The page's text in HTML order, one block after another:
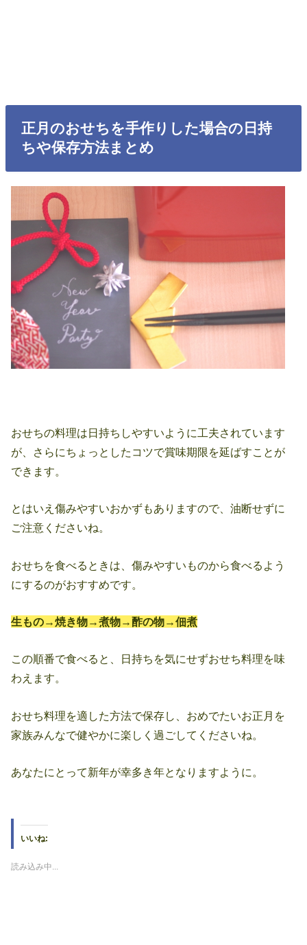
正月のおせちを手作りした場合の日持
ちや保存方法まとめ
おせちの料理は日持ちしやすいように工夫されています
が、さらにちょっとしたコツで賞味期限を延ばすことが
できます。
とはいえ傷みやすいおかずもありますので、油断せずに
ご注意くださいね。
おせちを食べるときは、傷みやすいものから食べるよう
にするのがおすすめです。
生もの→焼き物→煮物→酢の物→佃煮
この順番で食べると、日持ちを気にせずおせち料理を味
わえます。
おせち料理を適した方法で保存し、おめでたいお正月を
家族みんなで健やかに楽しく過ごしてくださいね。
あなたにとって新年が幸多き年となりますように。
いいね:
読み込み中...